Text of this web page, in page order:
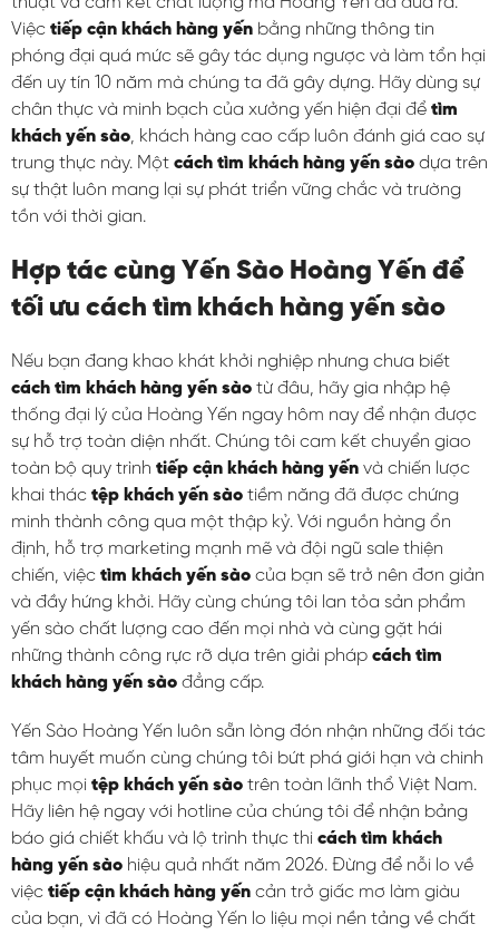
Việc tiếp cận khách hàng yến bằng những thông tin
phóng đại quá mức sẽ gây tác dụng ngược và làm tổn hại
đến uy tín 10 năm mà chúng ta đã gây dựng. Hãy dùng sự
chân thực và minh bạch của xưởng yến hiện đại để tìm
khách yến sào, khách hàng cao cấp luôn đánh giá cao sự
trung thực này. Một cách tìm khách hàng yến sào dựa trên
sự thật luôn mang lại sự phát triển vững chắc và trường
tồn với thời gian.
Hợp tác cùng Yến Sào Hoàng Yến để
tối ưu cách tìm khách hàng yến sào
Nếu bạn đang khao khát khởi nghiệp nhưng chưa biết
cách tìm khách hàng yến sào từ đâu, hãy gia nhập hệ
thống đại lý của Hoàng Yến ngay hôm nay để nhận được
sự hỗ trợ toàn diện nhất. Chúng tôi cam kết chuyển giao
toàn bộ quy trình tiếp cận khách hàng yến và chiến lược
khai thác tệp khách yến sào tiềm năng đã được chứng
minh thành công qua một thập kỷ. Với nguồn hàng ổn
định, hỗ trợ marketing mạnh mẽ và đội ngũ sale thiện
chiến, việc tìm khách yến sào của bạn sẽ trở nên đơn giản
và đầy hứng khởi. Hãy cùng chúng tôi lan tỏa sản phẩm
yến sào chất lượng cao đến mọi nhà và cùng gặt hái
những thành công rực rỡ dựa trên giải pháp cách tìm
khách hàng yến sào đẳng cấp.
Yến Sào Hoàng Yến luôn sẵn lòng đón nhận những đối tác
tâm huyết muốn cùng chúng tôi bứt phá giới hạn và chinh
phục mọi tệp khách yến sào trên toàn lãnh thổ Việt Nam.
Hãy liên hệ ngay với hotline của chúng tôi để nhận bảng
báo giá chiết khấu và lộ trình thực thi cách tìm khách
hàng yến sào hiệu quả nhất năm 2026. Đừng để nỗi lo về
việc tiếp cận khách hàng yến cản trở giấc mơ làm giàu
của bạn, vì đã có Hoàng Yến lo liệu mọi nền tảng về chất